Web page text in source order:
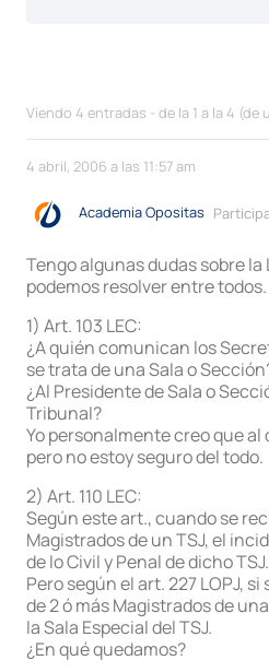
Viendo 4 entradas - de la 1 a la 4 (de
4 abril, 2006 a las 11:57 am
Academia Opositas
Tengo algunas dudas sobre la
podemos resolver entre
1) Art. 103 LEC:
¿A quién comunican los
se trata de una Sala o
¿Al Presidente de Sala o
Tribunal?
Yo personalmente creo que al
pero no estoy seguro del todo.
2) Art. 110 LEC:
Según este art., cuando se
Magistrados de un TSJ, el
de lo Civil y Penal de dicho TSJ.
Pero según el art. 227 LOPJ,
de 2 ó más Magistrados de
la Sala Especial del TSJ.
¿En qué quedamos?